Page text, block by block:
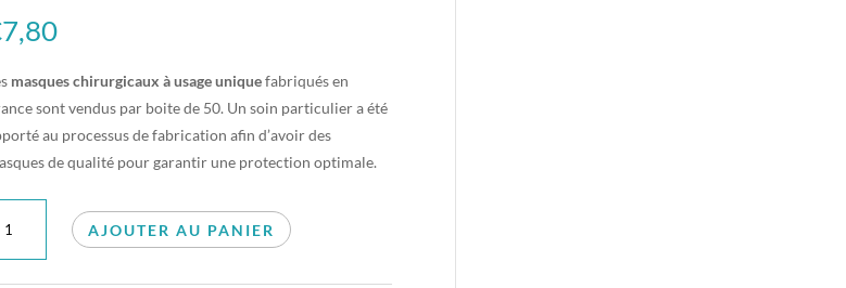
7,80
masques chirurgicaux à usage uniquefabriqués en
sont vendus par boite de 50. Un soin particulier a été
au processus de fabrication afin d’avoir des
de qualité pour garantir une protection optimale.
AJOUTER AU PANIER